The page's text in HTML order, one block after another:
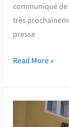
communiqué
très
presse
Read More »
Reconnaissance